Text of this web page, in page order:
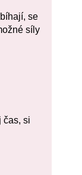
se
síly
čas, si